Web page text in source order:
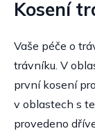
Kosení
Vaše péče o
trávníku. V
první kosení
v oblastech s
provedeno